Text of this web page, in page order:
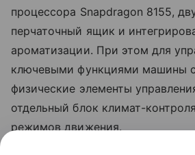
процессора Snapdragon 8155,
перчаточный ящик и
ароматизации. При этом для
ключевыми функциями машины
физические элементы
отдельный блок климат-
режимов движения.